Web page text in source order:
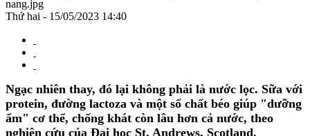
nang.jpg
Thứ hai - 15/05/2023 14:40
Ngạc nhiên thay, đó lại không phải là nước lọc. Sữa với
protein, đường lactoza và một số chất béo giúp "dưỡng
ẩm" cơ thể, chống khát còn lâu hơn cả nước, theo
nghiên cứu của Đại học St. Andrews, Scotland.